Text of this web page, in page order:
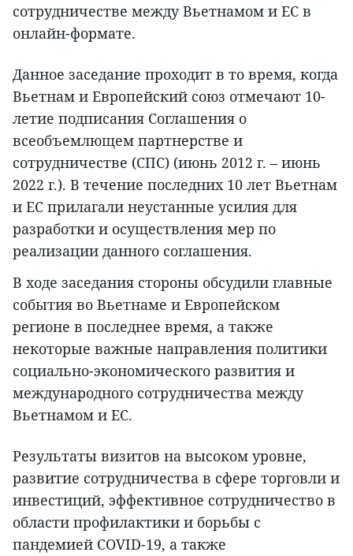
сотрудничестве между Вьетнамом и ЕС в
онлайн-формате.
Данное заседание проходит в то время, когда
Вьетнам и Европейский союз отмечают 10-
летие подписания Соглашения о
всеобъемлющем партнерстве и
сотрудничестве (СПС) (июнь 2012 г. – июнь
2022 г.). В течение последних 10 лет Вьетнам
и ЕС прилагали неустанные усилия для
разработки и осуществления мер по
реализации данного соглашения.
В ходе заседания стороны обсудили главные
события во Вьетнаме и Европейском
регионе в последнее время, а также
некоторые важные направления политики
социально-экономического развития и
международного сотрудничества между
Вьетнамом и ЕС.
Результаты визитов на высоком уровне,
развитие сотрудничества в сфере торговли и
инвестиций, эффективное сотрудничество в
области профилактики и борьбы с
пандемией COVID-19, а также